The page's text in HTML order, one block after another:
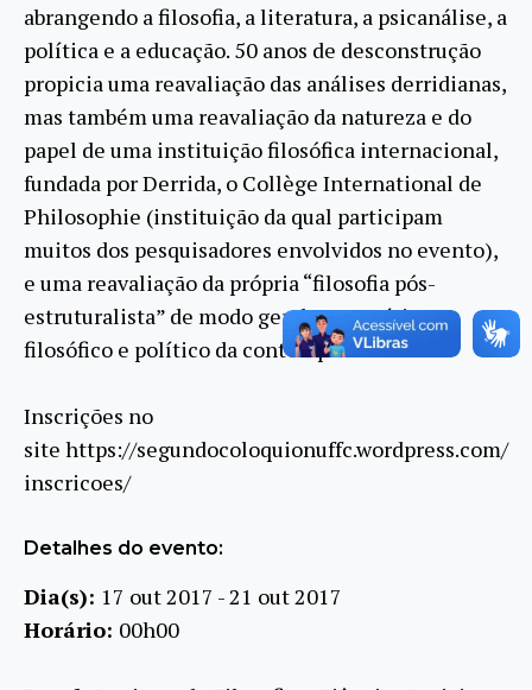
abrangendo a filosofia, a literatura, a psicanálise, a
política e a educação. 50 anos de desconstrução
propicia uma reavaliação das análises derridianas,
mas também uma reavaliação da natureza e do
papel de uma instituição filosófica internacional,
fundada por Derrida, o Collège International de
Philosophie (instituição da qual participam
muitos dos pesquisadores envolvidos no evento),
e uma reavaliação da própria “filosofia pós-
estruturalista” de modo geral, no cenário
filosófico e político da contemporaneidade.
Inscrições no
site https://segundocoloquionuffc.wordpress.com/
inscricoes/
Detalhes do evento:
Dia(s): 17 out 2017 - 21 out 2017
Horário: 00h00